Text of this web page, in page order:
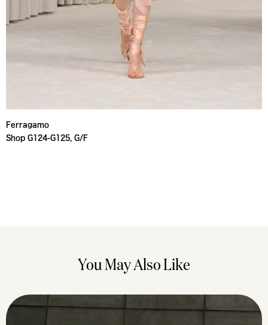
Ferragamo
Shop G124-G125, G/F
You May Also Like